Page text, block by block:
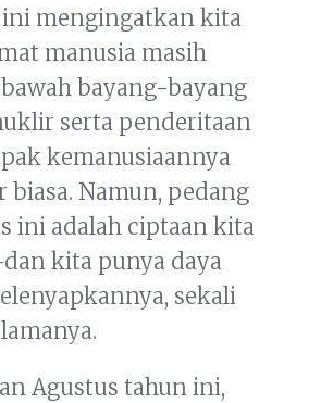
ini mengingatkan kita
manusia masih
bayang-bayang
serta penderitaan
kemanusiaannya
biasa. Namun, pedang
ini adalah ciptaan kita
kita punya daya
sekali
Agustus tahun ini,